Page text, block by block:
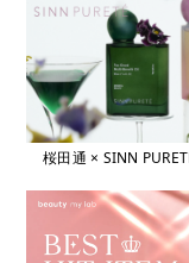
桜田通 × SINN